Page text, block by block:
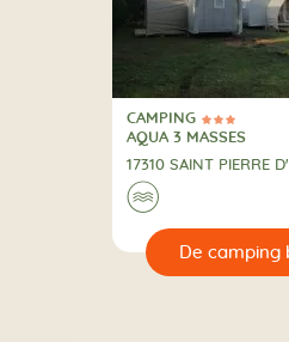
3 Sterren
CAMPING
CAMPING
AQUA 3 MASSES
17310 SAINT PIERRE
🌊